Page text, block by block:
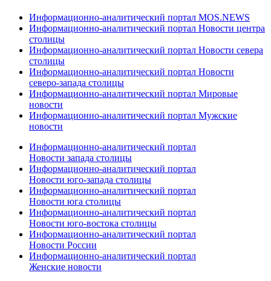
Информационно-аналитический портал MOS.NEWS
Информационно-аналитический портал Новости центра
столицы
Информационно-аналитический портал Новости севера
столицы
Информационно-аналитический портал Новости
северо-запада столицы
Информационно-аналитический портал Мировые
новости
Информационно-аналитический портал Мужские
новости
Информационно-аналитический портал
Новости запада столицы
Информационно-аналитический портал
Новости юго-запада столицы
Информационно-аналитический портал
Новости юга столицы
Информационно-аналитический портал
Новости юго-востока столицы
Информационно-аналитический портал
Новости России
Информационно-аналитический портал
Женские новости